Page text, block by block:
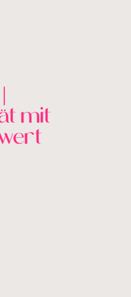
mit